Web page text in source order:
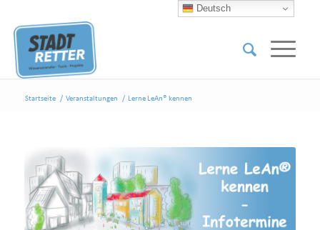
Startseite / Veranstaltungen / Lerne LeAn® kennen
Deutsch